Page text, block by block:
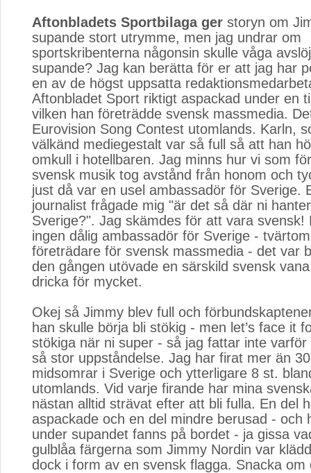
Aftonbladets Sportbilaga ger storyn om
supande stort utrymme, men jag undrar om
sportskribenterna någonsin skulle våga
supande? Jag kan berätta för er att jag har
en av de högst uppsatta
Aftonbladet Sport riktigt aspackad under en
vilken han företrädde svensk massmedia.
Eurovision Song Contest utomlands. Karln,
välkänd mediegestalt var så full så att han
omkull i hotellbaren. Jag minns hur vi som
svensk musik tog avstånd från honom och
just då var en usel ambassadör för Sverige.
journalist frågade mig "är det så där ni
Sverige?". Jag skämdes för att vara svensk!
ingen dålig ambassadör för Sverige -
företrädare för svensk massmedia - det var
den gången utövade en särskild svensk
dricka för mycket.
Okej så Jimmy blev full och
han skulle börja bli stökig - men let’s face it
stökiga när ni super - så jag fattar inte
så stor uppståndelse. Jag har firat mer än
midsomrar i Sverige och ytterligare 8 st.
utomlands. Vid varje firande har mina
nästan alltid strävat efter att bli fulla. En del
aspackade och en del mindre berusad - och
under supandet fanns på bordet - ja gissa
gulblåa färgerna som Jimmy Nordin var
dock i form av en svensk flagga. Snacka om